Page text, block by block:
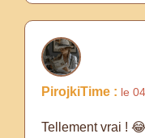
PirojkiTime : le
Tellement vrai !